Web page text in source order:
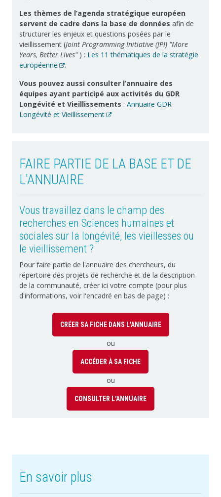
Les thèmes de l’agenda stratégique européen
servent de cadre dans la base de données afin de
structurer les enjeux et questions posées par le
vieillissement (Joint Programming Initiative (JPI) "More
Years, Better Lives") : Les 11 thématiques de la stratégie
européenne
.
Vous pouvez aussi consulter l’annuaire des
équipes ayant participé aux activités du GDR
Longévité et Vieillissements : Annuaire GDR
Longévité et Vieillissement
FAIRE PARTIE DE LA BASE ET DE
L'ANNUAIRE
Vous travaillez dans le champ des
recherches en Sciences humaines et
sociales sur la longévité, les vieillesses ou
le vieillissement ?
Pour faire partie de l'annuaire des chercheurs, du
répertoire des projets de recherche et de la description
de la communauté, créer ici votre compte (pour plus
d'informations, voir l'encadré en bas de page) :
CRÉER SA FICHE DANS L'ANNUAIRE
ou
ACCÉDER À SA FICHE
ou
CONSULTER L'ANNUAIRE
En savoir plus